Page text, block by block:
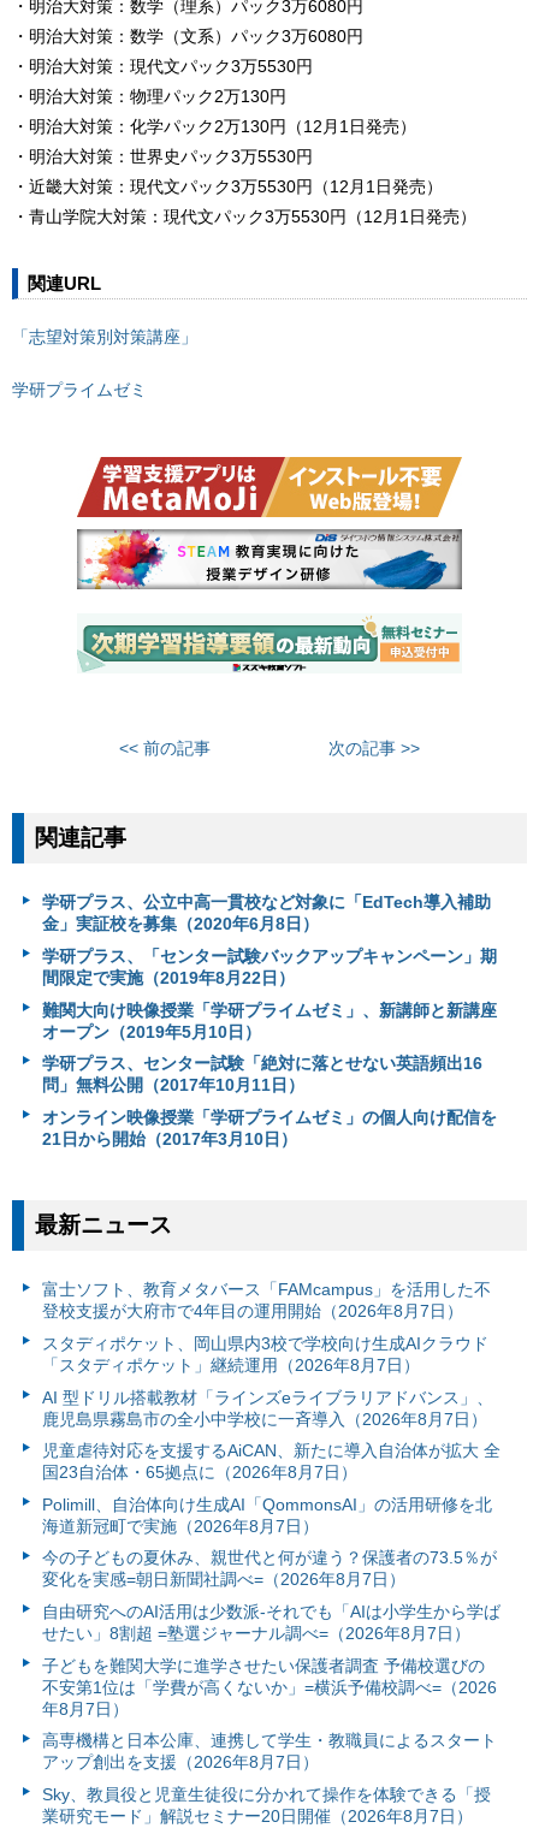
・明治大対策：数学（理系）パック3万6080円
・明治大対策：数学（文系）パック3万6080円
・明治大対策：現代文パック3万5530円
・明治大対策：物理パック2万130円
・明治大対策：化学パック2万130円（12月1日発売）
・明治大対策：世界史パック3万5530円
・近畿大対策：現代文パック3万5530円（12月1日発売）
・青山学院大対策：現代文パック3万5530円（12月1日発売）
関連URL
「志望対策別対策講座」
学研プライムゼミ
<< 前の記事 次の記事 >>
関連記事
学研プラス、公立中高一貫校など対象に「EdTech導入補助
金」実証校を募集（2020年6月8日）
学研プラス、「センター試験バックアップキャンペーン」期
間限定で実施（2019年8月22日）
難関大向け映像授業「学研プライムゼミ」、新講師と新講座
オープン（2019年5月10日）
学研プラス、センター試験「絶対に落とせない英語頻出16
問」無料公開（2017年10月11日）
オンライン映像授業「学研プライムゼミ」の個人向け配信を
21日から開始（2017年3月10日）
最新ニュース
富⼠ソフト、教育メタバース「FAMcampus」を活用した不
登校支援が大府市で4年目の運用開始（2026年8月7日）
スタディポケット、岡山県内3校で学校向け生成AIクラウド
「スタディポケット」継続運用（2026年8月7日）
AI 型ドリル搭載教材「ラインズeライブラリアドバンス」、
鹿児島県霧島市の全小中学校に一斉導入（2026年8月7日）
児童虐待対応を支援するAiCAN、新たに導入自治体が拡大 全
国23自治体・65拠点に（2026年8月7日）
Polimill、自治体向け生成AI「QommonsAI」の活用研修を北
海道新冠町で実施（2026年8月7日）
今の子どもの夏休み、親世代と何が違う？保護者の73.5％が
変化を実感=朝日新聞社調べ=（2026年8月7日）
自由研究へのAI活用は少数派-それでも「AIは小学生から学ば
せたい」8割超 =塾選ジャーナル調べ=（2026年8月7日）
子どもを難関大学に進学させたい保護者調査 予備校選びの
不安第1位は「学費が高くないか」=横浜予備校調べ=（2026
年8月7日）
高専機構と日本公庫、連携して学生・教職員によるスタート
アップ創出を支援（2026年8月7日）
Sky、教員役と児童生徒役に分かれて操作を体験できる「授
業研究モード」解説セミナー20日開催（2026年8月7日）